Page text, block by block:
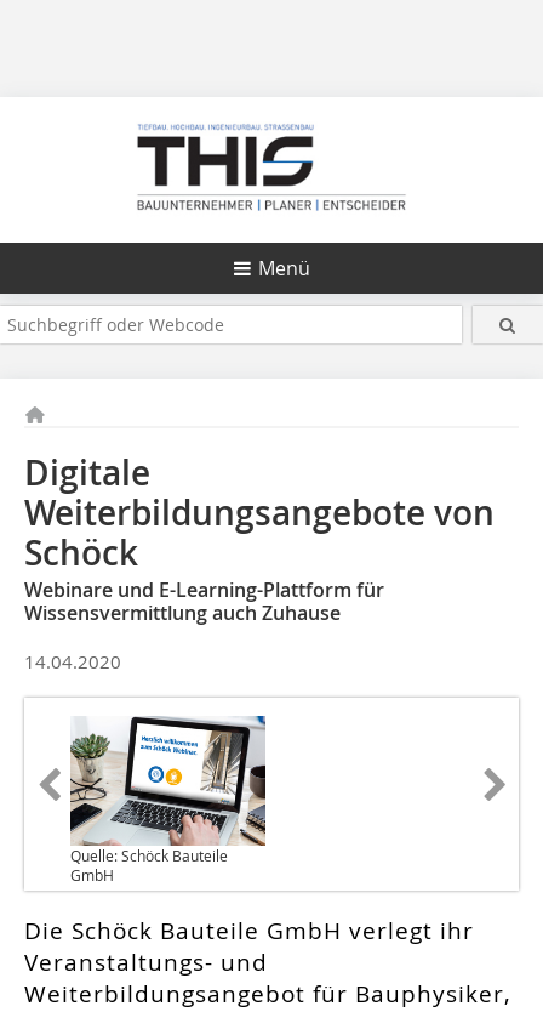
Menü
Digitale
Weiterbildungsangebote von
Schöck
Webinare und E-Learning-Plattform für
Wissensvermittlung auch Zuhause
14.04.2020
Quelle: Schöck Bauteile
GmbH
Die Schöck Bauteile GmbH verlegt ihr
Veranstaltungs- und
Weiterbildungsangebot für Bauphysiker,